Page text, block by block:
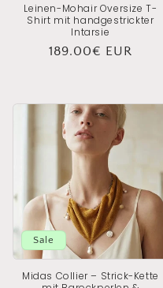
Leinen-Mohair Oversize T-
Shirt mit handgestrickter
Intarsie
Normaler
189.00€ EUR
Sale
Midas Collier – Strick-Kette